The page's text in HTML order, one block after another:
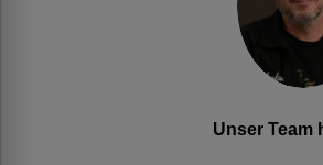
Unser